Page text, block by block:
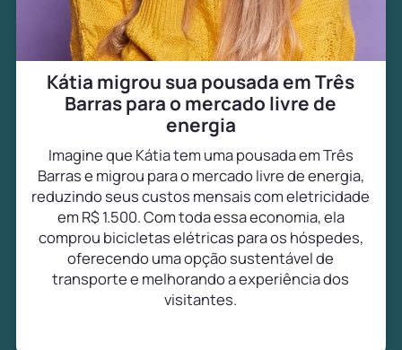
Kátia migrou sua pousada em Três
Barras para o mercado livre de
energia
Imagine que Kátia tem uma pousada em Três
Barras e migrou para o mercado livre de energia,
reduzindo seus custos mensais com eletricidade
em R$ 1.500. Com toda essa economia, ela
comprou bicicletas elétricas para os hóspedes,
oferecendo uma opção sustentável de
transporte e melhorando a experiência dos
visitantes.